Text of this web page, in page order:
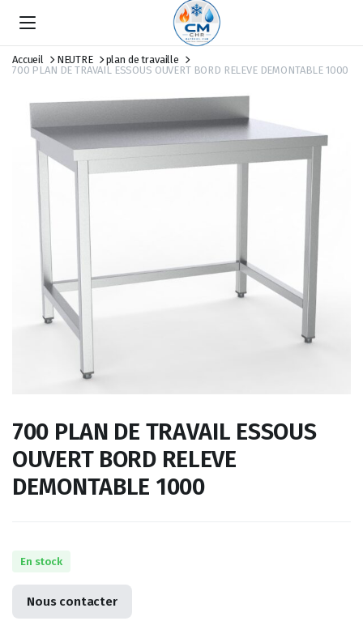
Accueil NEUTRE
plan de travaille
700 PLAN DE TRAVAIL ESSOUS OUVERT BORD RELEVE DEMONTABLE 1000
700 PLAN DE TRAVAIL ESSOUS
OUVERT BORD RELEVE
DEMONTABLE 1000
En stock
Nous contacter